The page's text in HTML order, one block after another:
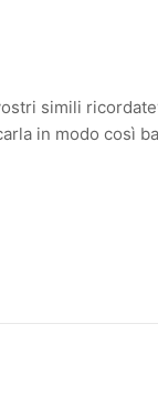
simili
in modo così